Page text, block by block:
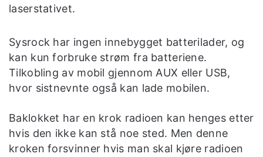
laserstativet.
Sysrock har ingen innebygget batterilader, og
kan kun forbruke strøm fra batteriene.
Tilkobling av mobil gjennom AUX eller USB,
hvor sistnevnte også kan lade mobilen.
Baklokket har en krok radioen kan henges etter
hvis den ikke kan stå noe sted. Men denne
kroken forsvinner hvis man skal kjøre radioen